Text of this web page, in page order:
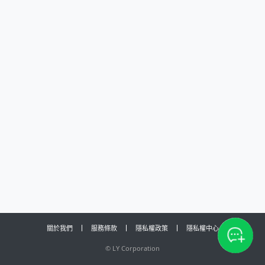
關於我們 服務條款 隱私權政策 隱私權中心
© LY Corporation